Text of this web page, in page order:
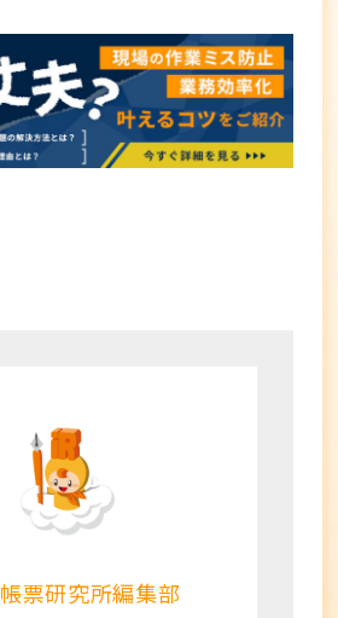
票研究所編集部